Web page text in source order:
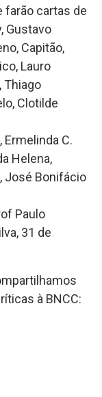
farão cartas de
Gustavo
Capitão,
Lauro
Thiago
Clotilde
Ermelinda C.
Helena,
José Bonifácio
Paulo
31 de
à BNCC: